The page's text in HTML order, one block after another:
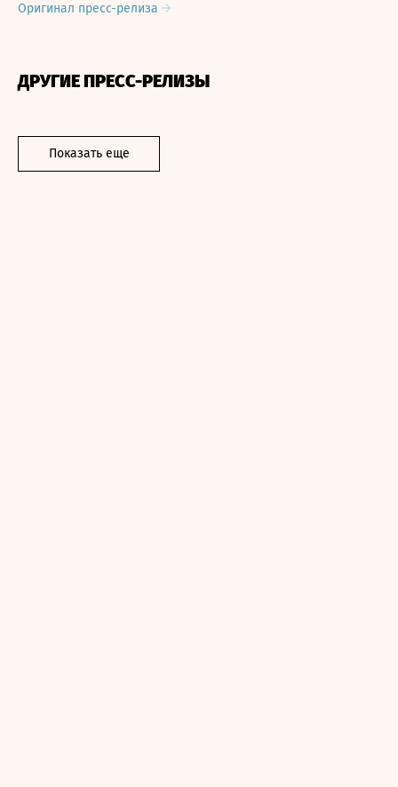
Оригинал пресс-релиза
ДРУГИЕ ПРЕСС-РЕЛИЗЫ
Показать еще